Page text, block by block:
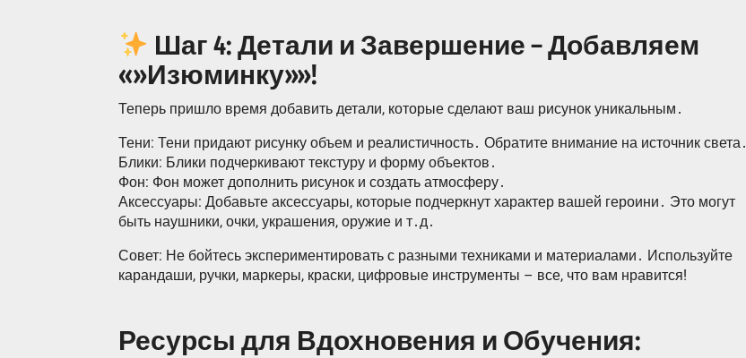
Шаг 4: Детали и Завершение – Добавляем
«»Изюминку»»!
Теперь пришло время добавить детали, которые сделают ваш рисунок уникальным․
Тени: Тени придают рисунку объем и реалистичность․ Обратите внимание на источник света․
Блики: Блики подчеркивают текстуру и форму объектов․
Фон: Фон может дополнить рисунок и создать атмосферу․
Аксессуары: Добавьте аксессуары, которые подчеркнут характер вашей героини․ Это могут
быть наушники, очки, украшения, оружие и т․д․
Совет: Не бойтесь экспериментировать с разными техниками и материалами․ Используйте
карандаши, ручки, маркеры, краски, цифровые инструменты – все, что вам нравится!
Ресурсы для Вдохновения и Обучения: